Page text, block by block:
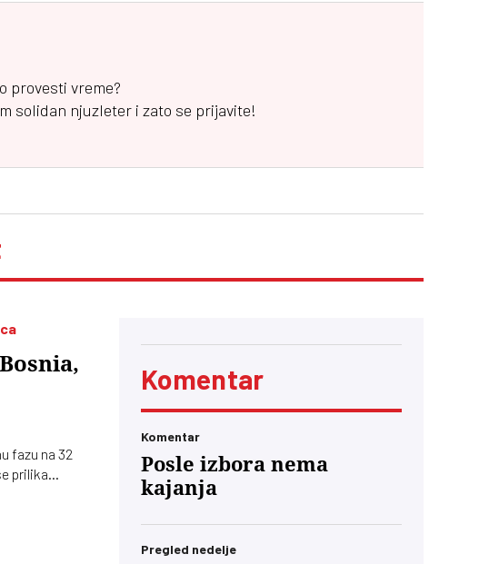
provesti vreme?
solidan njuzleter i zato se prijavite!
fazu na 32
prilika
Komentar
Komentar
Posle izbora nema
kajanja
Pregled nedelje